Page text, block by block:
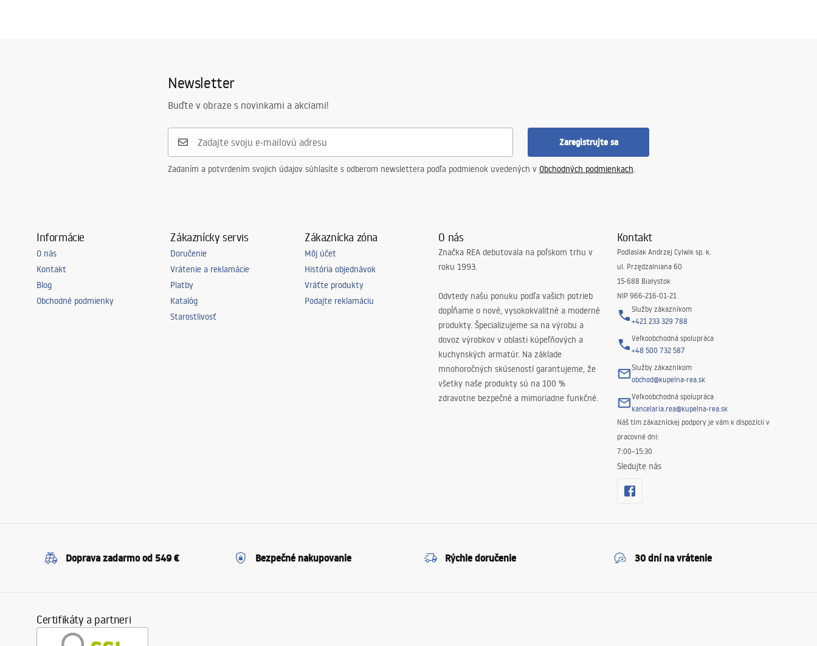
Newsletter
Buďte v obraze s novinkami a akciami!
Zaregistrujte sa
Zadaním a potvrdením svojich údajov súhlasíte s odberom newslettera podľa podmienok uvedených v Obchodných podmienkach.
Informácie
O nás
Kontakt
Blog
Obchodné podmienky
Zákaznícky servis
Doručenie
Vrátenie a reklamácie
Platby
Katalóg
Starostlivosť
Zákaznícka zóna
Môj účet
História objednávok
Vráťte produkty
Podajte reklamáciu
O nás
Značka REA debutovala na poľskom trhu v
roku 1993.
Odvtedy našu ponuku podľa vašich potrieb
dopĺňame o nové, vysokokvalitné a moderné
produkty. Špecializujeme sa na výrobu a
dovoz výrobkov v oblasti kúpeľňových a
kuchynských armatúr. Na základe
mnohoročných skúseností garantujeme, že
všetky naše produkty sú na 100 %
zdravotne bezpečné a mimoriadne funkčné.
Kontakt
Podlasiak Andrzej Cylwik sp. k.
ul. Przędzalniana 60
15-688 Białystok
NIP 966-216-01-21
Služby zákazníkom
+421 233 329 788
Veľkoobchodná spolupráca
+48 500 732 587
Služby zákazníkom
obchod@kupelna-rea.sk
Veľkoobchodná spolupráca
kancelaria.rea@kupelna-rea.sk
Náš tím zákazníckej podpory je vám k dispozícii v
pracovné dni:
7:00–15:30
Sledujte nás
Doprava zadarmo od 549 € Bezpečné nakupovanie Rýchle doručenie 30 dní na vrátenie
Certifikáty a partneri